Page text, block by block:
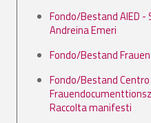
Fondo/Bestand AIED -
Andreina Emeri
Fondo/Bestand
Fondo/Bestand
Raccolta manifesti